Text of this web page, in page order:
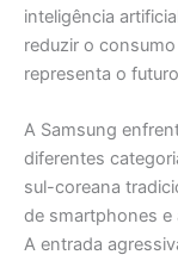
inteligência
reduzir o
representa o
A Samsung
diferentes
sul-coreana
de smartphones
A entrada